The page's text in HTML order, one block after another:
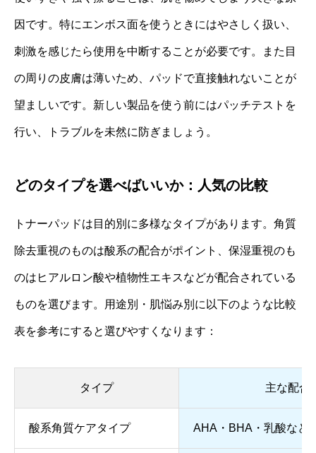
因です。特にエンボス面を使うときにはやさしく扱い、
刺激を感じたら使用を中断することが必要です。また目
の周りの皮膚は薄いため、パッドで直接触れないことが
望ましいです。新しい製品を使う前にはパッチテストを
行い、トラブルを未然に防ぎましょう。
どのタイプを選べばいいか：人気の比較
トナーパッドは目的別に多様なタイプがあります。角質
除去重視のものは酸系の配合がポイント、保湿重視のも
のはヒアルロン酸や植物性エキスなどが配合されている
ものを選びます。用途別・肌悩み別に以下のような比較
表を参考にすると選びやすくなります：
タイプ 主な配合
酸系角質ケアタイプ AHA・BHA・乳酸など